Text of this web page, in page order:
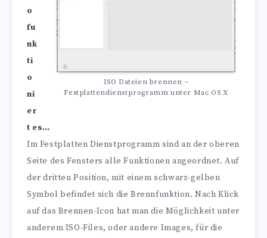
ISO Dateien brennen –
Festplattendienstprogramm unter Mac OS X
o
fu
nk
ti
o
ni
er
t es…
Im Festplatten Dienstprogramm sind an der oberen
Seite des Fensters alle Funktionen angeordnet. Auf
der dritten Position, mit einem schwarz-gelben
Symbol befindet sich die Brennfunktion. Nach Klick
auf das Brennen-Icon hat man die Möglichkeit unter
anderem ISO-Files, oder andere Images, für die